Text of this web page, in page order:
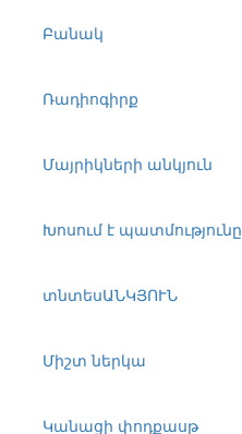
Բանակ
Ռադիոգիրք
Մայրիկների անկյուն
Խոսում է պատմությունը
տնտեսԱՆԿՅՈՒՆ
Միշտ ներկա
Կանացի փոդքասթ